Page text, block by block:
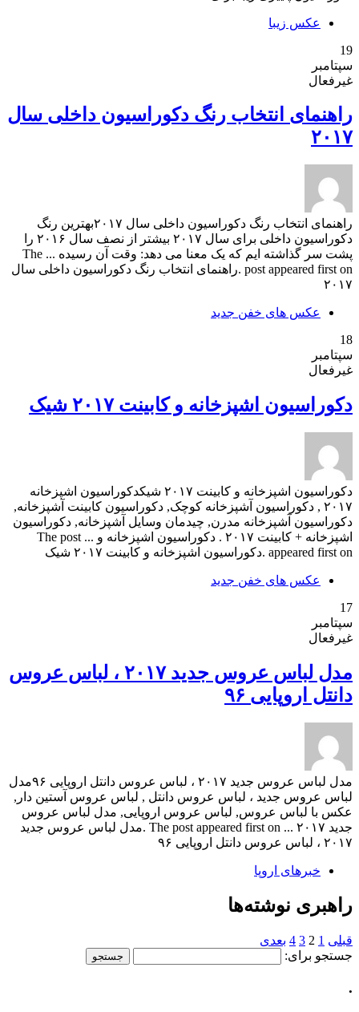
عکس زیبا
19
سپتامبر
غیرفعال
راهنمای انتخاب رنگ دکوراسیون داخلی سال
۲۰۱۷
راهنمای انتخاب رنگ دکوراسیون داخلی سال ۲۰۱۷بهترین رنگ
دکوراسیون داخلی برای سال ۲۰۱۷ بیشتر از نصف سال ۲۰۱۶ را
پشت سر گذاشته ایم که یک معنا می دهد: وقت آن رسیده ... The
post appeared first on .راهنمای انتخاب رنگ دکوراسیون داخلی سال
۲۰۱۷
عکس های خفن جدید
18
سپتامبر
غیرفعال
دکوراسیون اشپزخانه و کابینت ۲۰۱۷ شیک
دکوراسیون اشپزخانه و کابینت ۲۰۱۷ شیکدکوراسیون اشپزخانه
۲۰۱۷ , دکوراسیون آشپزخانه کوچک, دکوراسیون کابینت آشپزخانه,
دکوراسیون آشپزخانه مدرن, چیدمان وسایل آشپزخانه, دکوراسیون
اشپزخانه + کابینت ۲۰۱۷ . دکوراسیون اشپزخانه و ... The post
appeared first on .دکوراسیون اشپزخانه و کابینت ۲۰۱۷ شیک
عکس های خفن جدید
17
سپتامبر
غیرفعال
مدل لباس عروس جدید ۲۰۱۷ ، لباس عروس
دانتل اروپایی ۹۶
مدل لباس عروس جدید ۲۰۱۷ ، لباس عروس دانتل اروپایی ۹۶مدل
لباس عروس جدید ، لباس عروس دانتل , لباس عروس آستین دار,
عکس با لباس عروس, لباس عروس اروپایی, مدل لباس عروس
جدید ۲۰۱۷ ... The post appeared first on .مدل لباس عروس جدید
۲۰۱۷ ، لباس عروس دانتل اروپایی ۹۶
خبرهای اروپا
راهبری نوشته‌ها
قبلی 1
2
3
4 بعدی
جستجو برای:
.